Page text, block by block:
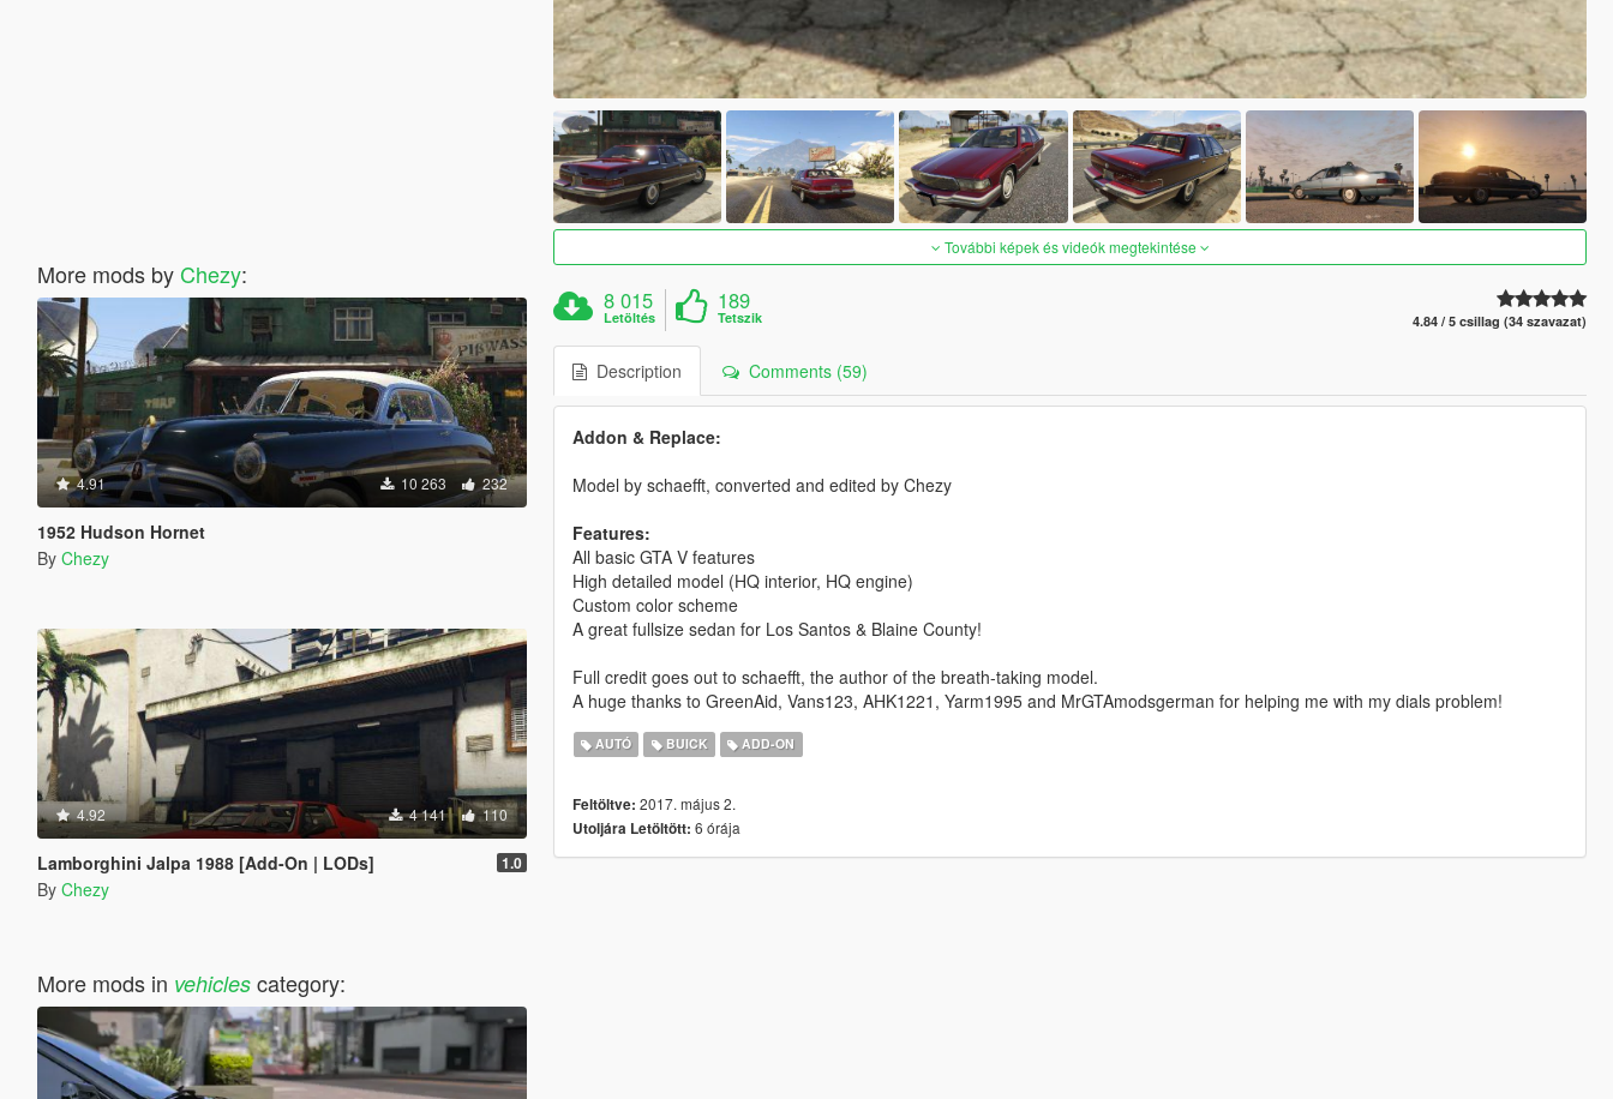
More mods by Chezy:
4.91 10 263 232
1952 Hudson Hornet
By Chezy
4.92 4 141 110
Lamborghini Jalpa 1988 [Add-On | LODs] 1.0
By Chezy
More mods in vehiclescategory:
További képek és videók megtekintése
8 015
Letöltés
189
Tetszik 4.84 / 5 csillag (34 szavazat)
Description Comments (59)
Addon & Replace:
Model by schaefft, converted and edited by Chezy
Features:
All basic GTA V features
High detailed model (HQ interior, HQ engine)
Custom color scheme
A great fullsize sedan for Los Santos & Blaine County!
Full credit goes out to schaefft, the author of the breath-taking model.
A huge thanks to GreenAid, Vans123, AHK1221, Yarm1995 and MrGTAmodsgerman for helping me with my dials problem!
AUTÓ BUICK ADD-ON
Feltöltve: 2017. május 2.
Utoljára Letöltött: 6 órája